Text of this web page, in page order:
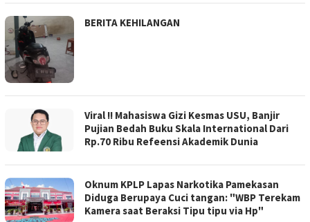
BERITA KEHILANGAN
Viral !! Mahasiswa Gizi Kesmas USU, Banjir
Pujian Bedah Buku Skala International Dari
Rp.70 Ribu Refeensi Akademik Dunia
Oknum KPLP Lapas Narkotika Pamekasan
Diduga Berupaya Cuci tangan: "WBP Terekam
Kamera saat Beraksi Tipu tipu via Hp"